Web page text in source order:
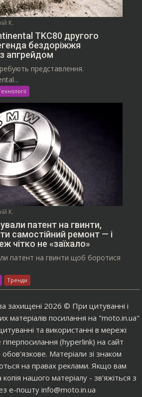
К.
TKC80 другого
бездоріжжя
апгрейдом
представлення.
К.
патент на гвинти,
самостійний ремонт — і
чітко не «заїхало»
патент на гвинти щоб боротися
Тренди
захищені 2026 © При цитуванні і
матеріалів посилання на "moto.in.ua"
та використанні в мережі
(hyperlink) на сайт
Матеріали зі знаком
на правах реклами. Якщо вам
копія нашого матеріалу - зв'яжіться з
е-пошту info@moto.in.ua